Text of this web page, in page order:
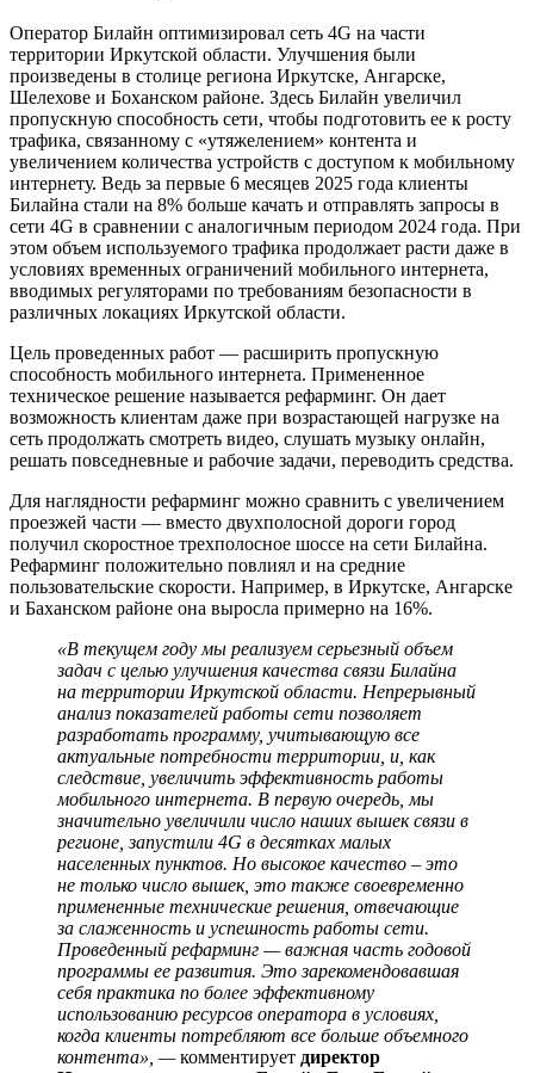
Оператор Билайн оптимизировал сеть 4G на части
территории Иркутской области. Улучшения были
произведены в столице региона Иркутске, Ангарске,
Шелехове и Боханском районе. Здесь Билайн увеличил
пропускную способность сети, чтобы подготовить ее к росту
трафика, связанному с «утяжелением» контента и
увеличением количества устройств с доступом к мобильному
интернету. Ведь за первые 6 месяцев 2025 года клиенты
Билайна стали на 8% больше качать и отправлять запросы в
сети 4G в сравнении с аналогичным периодом 2024 года. При
этом объем используемого трафика продолжает расти даже в
условиях временных ограничений мобильного интернета,
вводимых регуляторами по требованиям безопасности в
различных локациях Иркутской области.
Цель проведенных работ — расширить пропускную
способность мобильного интернета. Примененное
техническое решение называется рефарминг. Он дает
возможность клиентам даже при возрастающей нагрузке на
сеть продолжать смотреть видео, слушать музыку онлайн,
решать повседневные и рабочие задачи, переводить средства.
Для наглядности рефарминг можно сравнить с увеличением
проезжей части — вместо двухполосной дороги город
получил скоростное трехполосное шоссе на сети Билайна.
Рефарминг положительно повлиял и на средние
пользовательские скорости. Например, в Иркутске, Ангарске
и Баханском районе она выросла примерно на 16%.
«В текущем году мы реализуем серьезный объем
задач с целью улучшения качества связи Билайна
на территории Иркутской области. Непрерывный
анализ показателей работы сети позволяет
разработать программу, учитывающую все
актуальные потребности территории, и, как
следствие, увеличить эффективность работы
мобильного интернета. В первую очередь, мы
значительно увеличили число наших вышек связи в
регионе, запустили 4G в десятках малых
населенных пунктов. Но высокое качество – это
не только число вышек, это также своевременно
примененные технические решения, отвечающие
за слаженность и успешность работы сети.
Проведенный рефарминг — важная часть годовой
программы ее развития. Это зарекомендовавшая
себя практика по более эффективному
использованию ресурсов оператора в условиях,
когда клиенты потребляют все больше объемного
контента», —комментирует директор